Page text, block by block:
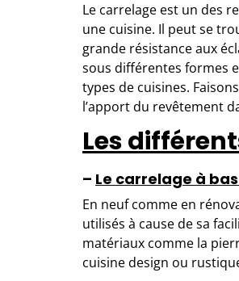
Le carrelage est un des
une cuisine. Il peut se
grande résistance aux
sous différentes formes
types de cuisines.
l’apport du revêtement
Les
– Le carrelage à
En neuf comme en
utilisés à cause de sa
matériaux comme la
cuisine design ou